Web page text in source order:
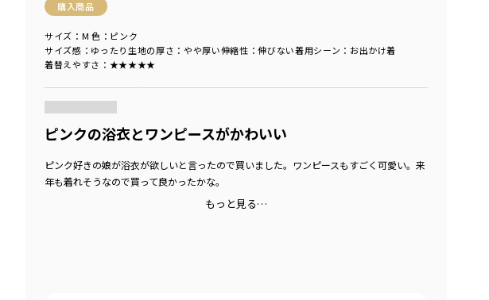
購入商品
サイズ感 ：ゆったり 生地の厚さ ：やや厚い伸縮性 ：伸びない着用シーン ：お出かけ着
着替えやすさ ：★★★★★
サイズ：M 色：ピンク
ピンクの浴衣とワンピースがかわいい
ピンク好きの娘が浴衣が欲しいと言ったので買いました。ワンピースもすごく可愛い。来
年も着れそうなので買って良かったかな。
もっと見る…